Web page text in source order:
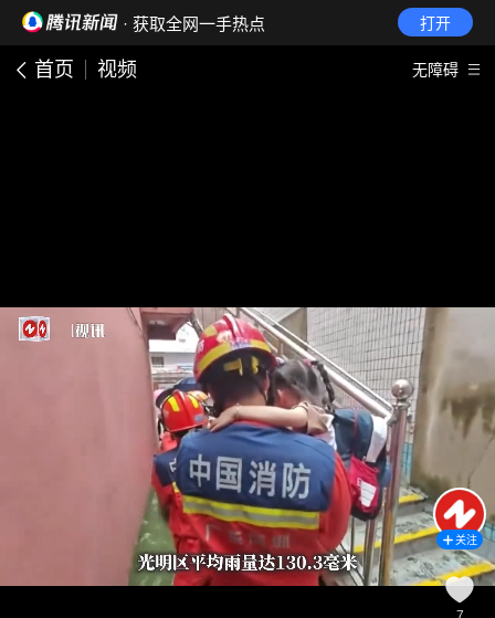
· 获取全网一手热点 打开
首页 视频 无障碍
关注